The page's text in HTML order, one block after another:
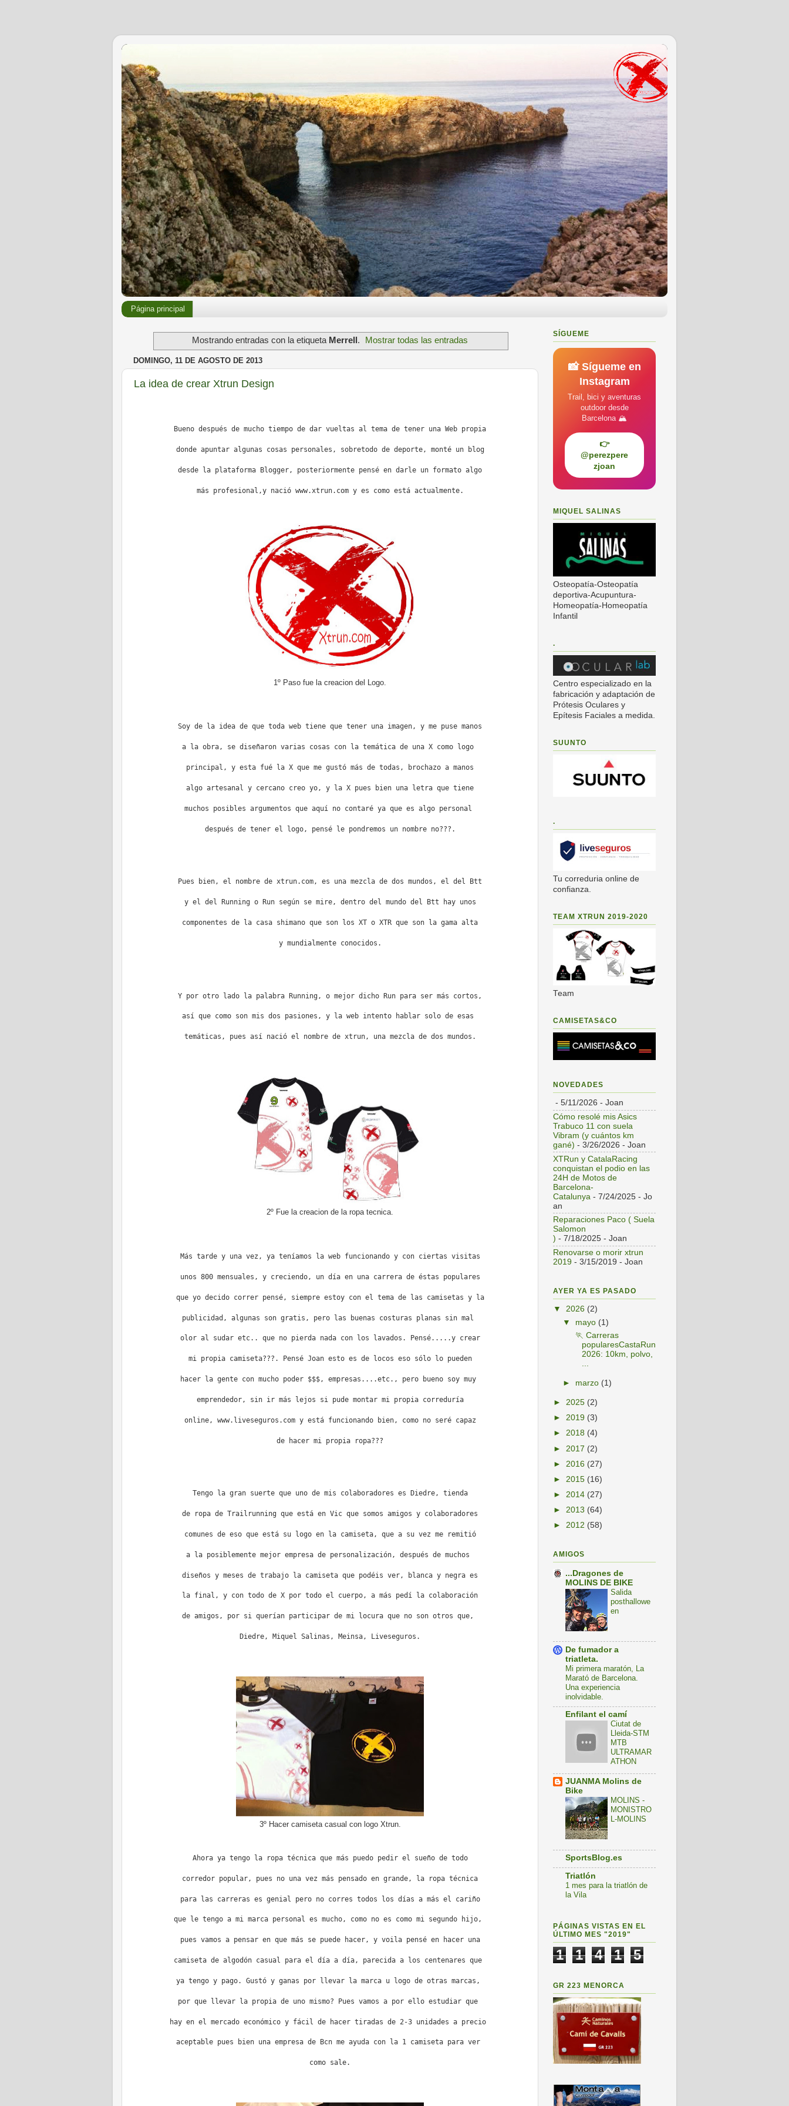
Página principal
Mostrando entradas con la etiqueta Merrell . Mostrar todas las entradas
DOMINGO, 11 DE AGOSTO DE 2013
La idea de crear Xtrun Design
Bueno después de mucho tiempo de dar vueltas al tema de tener una Web propia
donde apuntar algunas cosas personales, sobretodo de deporte, monté un blog
desde la plataforma Blogger, posteriormente pensé en darle un formato algo
1º Paso fue la creacion del Logo.
Soy de la idea de que toda web tiene que tener una imagen, y me puse manos
a la obra, se diseñaron varias cosas con la temática de una X como logo
principal, y esta fué la X que me gustó más de todas, brochazo a manos
algo artesanal y cercano creo yo, y la X pues bien una letra que tiene
muchos posibles argumentos que aquí no contaré ya que es algo personal
después de tener el logo, pensé le pondremos un nombre no???.
Pues bien, el nombre de xtrun.com, es una mezcla de dos mundos, el del Btt
y el del Running o Run según se mire, dentro del mundo del Btt hay unos
componentes de la casa shimano que son los XT o XTR que son la gama alta
y mundialmente conocidos.
Y por otro lado la palabra Running, o mejor dicho Run para ser más cortos,
así que como son mis dos pasiones, y la web intento hablar solo de esas
temáticas, pues así nació el nombre de xtrun, una mezcla de dos mundos.
2º Fue la creacion de la ropa tecnica.
Más tarde y una vez, ya teníamos la web funcionando y con ciertas visitas
unos 800 mensuales, y creciendo, un día en una carrera de éstas populares
que yo decido correr pensé, siempre estoy con el tema de las camisetas y la
publicidad, algunas son gratis, pero las buenas costuras planas sin mal
olor al sudar etc.. que no pierda nada con los lavados. Pensé.....y crear
mi propia camiseta???. Pensé Joan esto es de locos eso sólo lo pueden
hacer la gente con mucho poder $$$, empresas....etc., pero bueno soy muy
emprendedor, sin ir más lejos si pude montar mi propia correduría
online, www.liveseguros.com y está funcionando bien, como no seré capaz
de hacer mi propia ropa???
Tengo la gran suerte que uno de mis colaboradores es Diedre, tienda
de ropa de Trailrunning que está en Vic que somos amigos y colaboradores
comunes de eso que está su logo en la camiseta, que a su vez me remitió
a la posiblemente mejor empresa de personalización, después de muchos
diseños y meses de trabajo la camiseta que podéis ver, blanca y negra es
la final, y con todo de X por todo el cuerpo, a más pedí la colaboración
de amigos, por si querían participar de mi locura que no son otros que,
Diedre, Miquel Salinas, Meinsa, Liveseguros.
3º Hacer camiseta casual con logo Xtrun.
Ahora ya tengo la ropa técnica que más puedo pedir el sueño de todo
corredor popular, pues no una vez más pensado en grande, la ropa técnica
para las carreras es genial pero no corres todos los días a más el cariño
que le tengo a mi marca personal es mucho, como no es como mi segundo hijo,
pues vamos a pensar en que más se puede hacer, y voila pensé en hacer una
camiseta de algodón casual para el día a día, parecida a los centenares que
ya tengo y pago. Gustó y ganas por llevar la marca u logo de otras marcas,
por que llevar la propia de uno mismo? Pues vamos a por ello estudiar que
hay en el mercado económico y fácil de hacer tiradas de 2-3 unidades a precio
aceptable pues bien una empresa de Bcn me ayuda con la 1 camiseta para ver
como sale.
SÍGUEME
📸 Sígueme en
Instagram
Trail, bici y aventuras
outdoor desde
Barcelona 🏔️
👉
@perezpere
zjoan
MIQUEL SALINAS
Osteopatía-Osteopatía
deportiva-Acupuntura-
Homeopatía-Homeopatía
Infantil
.
Centro especializado en la
fabricación y adaptación de
Prótesis Oculares y
Epítesis Faciales a medida.
SUUNTO
.
Tu correduria online de
confianza.
TEAM XTRUN 2019-2020
Team
CAMISETAS&CO
NOVEDADES
- 5/11/2026 - Joan
Cómo resolé mis Asics
Trabuco 11 con suela
Vibram (y cuántos km
gané) - 3/26/2026 - Joan
XTRun y CatalaRacing
conquistan el podio en las
24H de Motos de
Barcelona-
Catalunya - 7/24/2025 - Jo
an
Reparaciones Paco ( Suela
Salomon
) - 7/18/2025 - Joan
Renovarse o morir xtrun
2019 - 3/15/2019 - Joan
AYER YA ES PASADO
▼ 2026 (2)
▼ mayo (1)
🏃 Carreras
popularesCastaRun
2026: 10km, polvo,
...
► marzo (1)
► 2025 (2)
► 2019 (3)
► 2018 (4)
► 2017 (2)
► 2016 (27)
► 2015 (16)
► 2014 (27)
► 2013 (64)
► 2012 (58)
AMIGOS
...Dragones de
MOLINS DE BIKE
Salida
posthallowe
en
De fumador a
triatleta.
Mi primera maratón, La
Marató de Barcelona.
Una experiencia
inolvidable.
Enfilant el camí
Ciutat de
Lleida-STM
MTB
ULTRAMAR
ATHON
JUANMA Molins de
Bike
MOLINS -
MONISTRO
L-MOLINS
SportsBlog.es
Triatlón
1 mes para la triatlón de
la Vila
PÁGINAS VISTAS EN EL
ÚLTIMO MES "2019"
1 1 4 1 5
GR 223 MENORCA